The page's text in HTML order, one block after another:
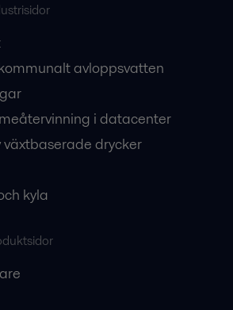
avloppsvatten
i datacenter
drycker
kyla